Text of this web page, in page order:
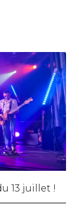
13 juillet !